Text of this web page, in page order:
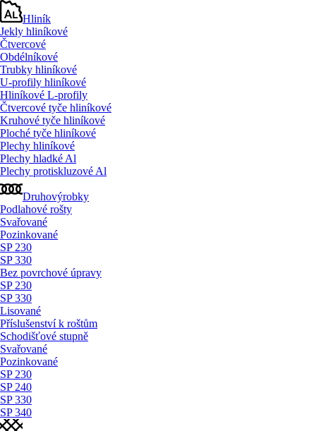
Hliník
Jekly hliníkové
Čtvercové
Obdélníkové
Trubky hliníkové
U-profily hliníkové
Hliníkové L-profily
Čtvercové tyče hliníkové
Kruhové tyče hliníkové
Ploché tyče hliníkové
Plechy hliníkové
Plechy hladké Al
Plechy protiskluzové Al
Druhovýrobky
Podlahové rošty
Svařované
Pozinkované
SP 230
SP 330
Bez povrchové úpravy
SP 230
SP 330
Lisované
Příslušenství k roštům
Schodišťové stupně
Svařované
Pozinkované
SP 230
SP 240
SP 330
SP 340